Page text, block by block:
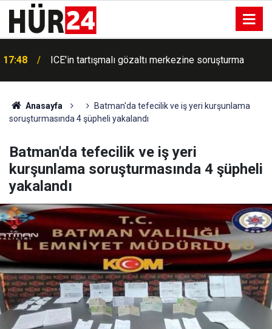
17:48 ICE'in tartışmalı gözaltı merkezine soruşturma
Anasayfa
Batman'da tefecilik ve iş yeri kurşunlama
soruşturmasında 4 şüpheli yakalandı
Batman'da tefecilik ve iş yeri
kurşunlama soruşturmasında 4 şüpheli
yakalandı